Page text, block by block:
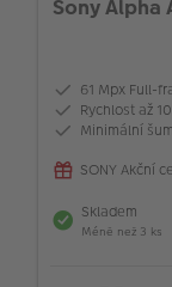
Sony Alpha
61 Mpx Full-
Rychlost až
Minimální
SONY Akční
Skladem
Méně než 3 ks